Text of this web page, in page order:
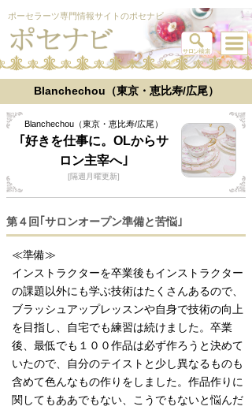
ポーセラーツ専門情報サイトのポセナビ
Blanchechou（東京・恵比寿/広尾）
Blanchechou（東京・恵比寿/広尾）
｢好きを仕事に。OLからサ
ロン主宰へ｣
[隔週月曜更新]
第４回｢サロンオープン準備と苦悩｣
≪準備≫
インストラクターを卒業後もインストラクター
の課題以外にも学ぶ技術はたくさんあるので、
ブラッシュアップレッスンや自身で技術の向上
を目指し、自宅でも練習は続けました。卒業
後、最低でも１００作品は必ず作ろうと決めて
いたので、自分のテイストと少し異なるものも
含めて色んなもの作りをしました。作品作りに
関してもああでもない、こうでもないと悩んだ